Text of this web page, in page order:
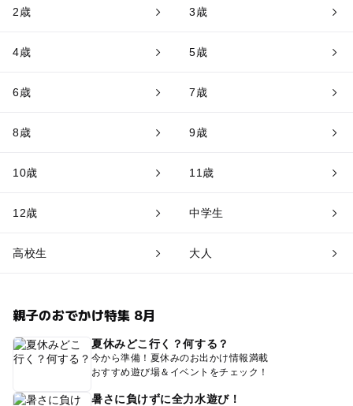
2歳 3歳
4歳 5歳
6歳 7歳
8歳 9歳
10歳 11歳
12歳 中学生
高校生 大人
親子のおでかけ特集 8月
夏休みどこ行く？何する？
今から準備！夏休みのお出かけ情報満載
おすすめ遊び場＆イベントをチェック！
暑さに負けずに全力水遊び！